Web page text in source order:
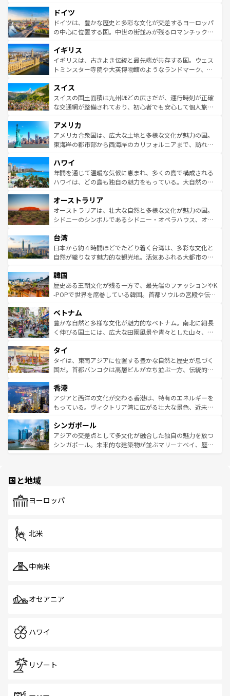
せる。地方によって風土や気候が異なるスペインはその個
性で訪れる人を魅了する。 なお、新着のスペイン情報は コ
ンテンツ一覧を参照してほしい。
で、幅広い魅力が詰まっている。華麗な宮殿、歴史的な大
聖堂、美しいビーチ、そして豊かな自然が、訪れる者を心
から魅了する。また、フランスは美食の国としても知ら
いる。シャンパンの発祥地であるランス、プロヴァンスの
香り高いラベンダー畑など、多彩な楽しみ方が可能だ。さ
らに、パリ以外の地域にも魅力が溢れており、どの街角に
れる地方に足を運ぶとそれぞれで全く異なる文化を体験で
きるだろう。 なお、新着のフランス情報はコンテンツ一覧
を参照してほしい。
ドイツ
ドイツは、豊かな歴史と多彩な文化が交差するヨーロッパ
の中心に位置する国。中世の街並みが残るロマンチック街
顔を持つこの国は、どこを歩いても飽きることがない。ベ
ルリンの文化的活気、バイエルン州のアルプスの絶景、そ
してライン川沿いのワイン畑といった風景は必見。ビール
は、お酒好きな人にはぜひ体験してほしい。 なお、新着の
ドイツ情報はコンテンツ一覧を参照してほしい。
イギリス
イギリスは、古きよき伝統と最先端が共存する国。ウェス
トミンスター寺院や大英博物館のようなランドマーク、歴
リアごとに異なる魅力がある。また、優雅なアフタヌーン
ティー、ビール好きにはたまらない英国パブ、サッカー観
戦など、本場だからこそできる体験も豊富。イギリスを旅
ンツ一覧を参照してほしい。
スイス
スイスの国土面積は九州ほどの広さだが、運行時刻が正確
な交通網が整備されており、初心者でも安心して個人旅行
の建物がそのまま残る町や、スイスならではのユニークな
博物館もあり、アルプス観光だけでなく町歩きも満喫する
ことができる。国民の所得が高いため物価も高いが、旅行
ば市内交通費無料で観光を楽しむこともできる。 なお、新
着のスイス情報はコンテンツ一覧 を参照してほしい。
アメリカ
アメリカ合衆国は、広大な土地と多様な文化が魅力の国。
東海岸の都市部から西海岸のカリフォルニアまで、訪れる
のような巨大都市は、観光、ショッピング、エンターテイ
ンメントが詰まった刺激的なスポットだ。一方、アメリカ
西部には大自然が広がり、グランドキャニオンやイエロー
部のニューオーリンズでは、音楽と美食が融合した独特の
文化が魅力。旅行者はアメリカの各地域で異なる魅力を楽
しみながら、その多様性と豊かな歴史を感じることができ
ならではの贅沢な旅のスタイルだ。 なお、新着のアメリカ
情報はコンテンツ一覧を参照してほしい。
ハワイ
年間を通じて温暖な気候に恵まれ、多くの島で構成される
ハワイは、どの島も独自の魅力をもっている。大自然の神
ワイ島は見逃せない。また、定番の観光地といえばオアフ
島だが、静かな自然を求めるならマウイ島やカウアイ島が
おすすめ。エメラルドグリーンに輝く海をはじめ、豊かな
れるおもてなしの心で訪れる人々を迎えてくれるハワイの
人々、おいしいローカルフードやハワイアンミュージッ
ク、伝統的なフラダンスなど、すべてがハワイの魅力を彩
ワイを、存分に味わってほしい。 なお、新着のハワイ情報
はコンテンツ一覧を参照してほしい。
オーストラリア
オーストラリアは、壮大な自然と多様な文化が魅力の国。
シドニーのシンボルであるシドニー・オペラハウス、オー
リアリーフや大陸中央部にそびえるウルル（エアーズロッ
ク）、タスマニアの美しい原生林やケアンズの熱帯雨林な
ど、見どころがたくさん。また、カフェやワイン、オージ
いる。アクティビティも充実しており、サーフィンやダイ
ビング、ハイキングなど、アウトドア好きにはたまらな
い。オーストラリアの多彩な魅力を存分に味わいつくそ
参照してほしい。
台湾
日本から約４時間ほどでたどり着く台湾は、多彩な文化と
自然が織りなす魅力的な観光地。活気あふれる大都市の台
ン）、静ひつな山岳地帯である台湾東部など、都市の喧騒
と山間の静けさが共存しており、訪れる人に新しい発見と
驚きをもたらしてくれる。また、奥深い台湾の食文化も魅
容にもいいと評判のスイーツなど、バラエティ豊かな料理
が味わえる。 なお、新着の台湾情報は コンテンツ一覧を参
照してほしい。
韓国
歴史ある王朝文化が残る一方で、最先端のファッションやK
-POPで世界を席巻している韓国。首都ソウルの宮殿や伝統
き、地方に足を延ばせば四季折々の自然美を楽しむことが
できる。そして、キムチや焼肉、絶品のストリートフード
まで、さまざまな韓国料理が待っている。夜には、韓国な
リティに包まれながら、韓国の多彩な魅力を心ゆくまで味
わってみてほしい。 なお、新着の韓国情報はコンテンツ一
覧を参照してほしい。
ベトナム
豊かな自然と多様な文化が魅力的なベトナム。南北に細長
く伸びる国土には、広大な田園風景や青々とした山々、世
急速な発展と共に伝統が息づく。ハノイの古い町並みやホ
ーチミン市のフランス統治時代の建物も、独特の雰囲気を
醸し出している。また、バラエティの豊かさとおいしさで
とつ。フォーやバインミー、ベトナムコーヒーなどは、ぜ
ひ現地で味わいたい。どの地域を訪れてもあたたかい人々
が旅行者を迎えてくれるので、きっと忘れられない旅にな
参照してほしい。
タイ
タイは、東南アジアに位置する豊かな自然と歴史が息づく
国だ。首都バンコクは高層ビルが立ち並ぶ一方、伝統的な
の活気が交差している。北部ではチェンマイなどの山岳地
帯で自然と触れ合い、南部ではプーケットやクラビの美し
いビーチでリゾート気分を楽しむことができる。タイ料理
激する。気候は一年中温暖で、どの季節にも異なる楽しみ
が待っている。親しみやすいタイの人々、仏教を中心とし
た文化、そして多様な観光資源が、訪れる旅人を魅了し続
香港
アジアと西洋の文化が交わる香港は、特有のエネルギーを
もっている。ヴィクトリア湾に広がる壮大な景色、近未来
み、どこを訪れても感動するはず。観光スポットが密集し
ており、効率よく見どころを回れるのも魅力。息をのむよ
うな絶景から文化的な体験まで、香港を存分に楽しみ尽く
シンガポール
アジアの交差点として多文化が融合した独自の魅力を放つ
シンガポール。未来的な建築物が並ぶマリーナベイ、歴史
で、ホーカーズは地元の風情を楽しめる外せないスポット
国と地域
ヨーロッパ
北米
中南米
オセアニア
ハワイ
リゾート